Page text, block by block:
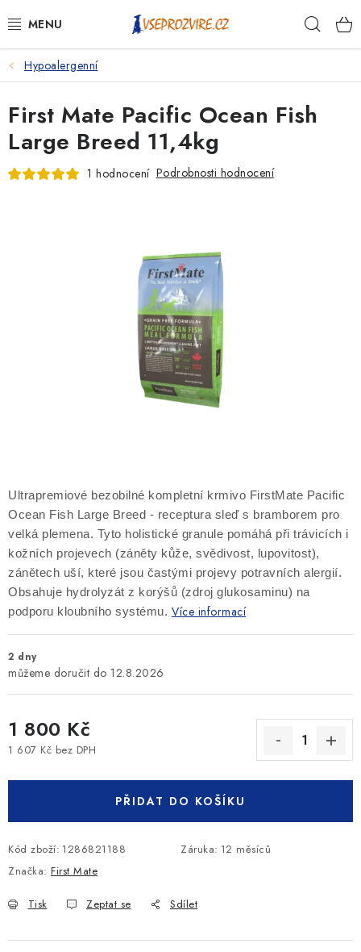
na
PSI
KOČKY
KONĚ
KRÁLÍCI/HLODAVCI/PTÁCI
Hypoalergenní
Ultrapremiové bezobilné kompletní krmivo FirstMate Pacific
Ocean Fish Large Breed - receptura sleď s bramborem pro
velká plemena. Tyto holistické granule pomáhá při trávicích i
kožních projevech (záněty kůže, svědivost, lupovitost),
zánětech uší, které jsou častými projevy potravních alergií.
Obsahuje hydrolyzát z korýšů (zdroj glukosaminu) na
podporu kloubního systému. Více informací
2 dny
12.8.2026
1 800 Kč
1 607 Kč bez DPH
PŘIDAT DO KOŠÍKU
Kód zboží: 1286821188 Záruka: 12 měsíců
Značka: First Mate
Tisk Zeptat se Sdílet
First Mate Pacific Ocean Fish
Large Breed 11,4kg
1 hodnocení Podrobnosti hodnocení